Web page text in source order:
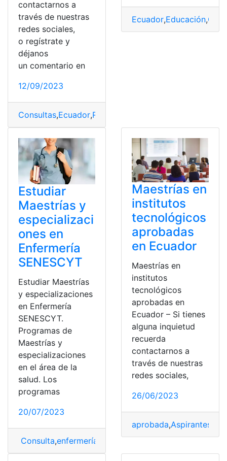
contactarnos a
través de nuestras
redes sociales,
o regístrate y
déjanos
un comentario en
12/09/2023
Consultas,Ecuador,Requisitos
Ecuador,Educación,
Estudiar
Maestrías y
especializaci
ones en
Enfermería
SENESCYT
Estudiar Maestrías
y especializaciones
en Enfermería
SENESCYT.
Programas de
Maestrías y
especializaciones
en el área de la
salud. Los
programas
20/07/2023
Consulta,enfermería especialización,Estudiar,Lista de
Maestrías en
institutos
tecnológicos
aprobadas
en Ecuador
Maestrías en
institutos
tecnológicos
aprobadas en
Ecuador – Si tienes
alguna inquietud
recuerda
contactarnos a
través de nuestras
redes sociales,
26/06/2023
aprobada,Aspirantes